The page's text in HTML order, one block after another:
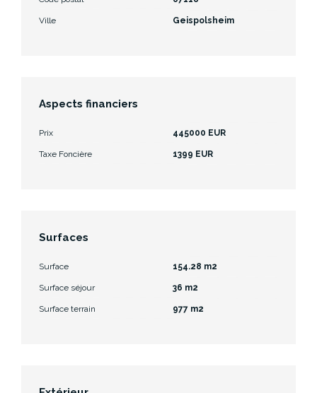
Ville Geispolsheim
Aspects financiers
Prix 445000 EUR
Taxe Foncière 1399 EUR
Surfaces
Surface 154.28 m2
Surface séjour 36 m2
Surface terrain 977 m2